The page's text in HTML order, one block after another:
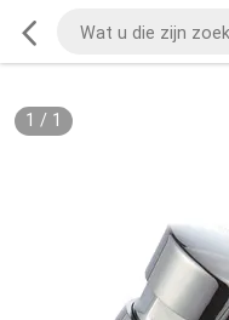
1 / 1